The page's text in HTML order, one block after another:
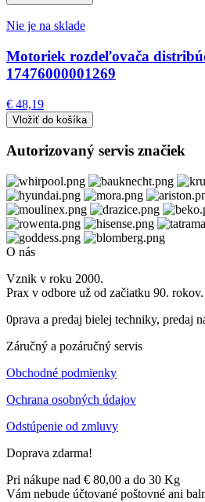
Nie je na sklade
Motoriek rozdeľovača
17476000001269
€ 48,19
Autorizovaný servis značiek
O nás
Vznik v roku 2000.
Prax v odbore už od začiatku 90. rokov.
0prava a predaj bielej techniky, predaj
Záručný a pozáručný servis
Obchodné podmienky
Ochrana osobných údajov
Odstúpenie od zmluvy
Doprava zdarma!
Pri nákupe nad € 80,00 a do 30 Kg
Vám nebude účtované poštovné ani